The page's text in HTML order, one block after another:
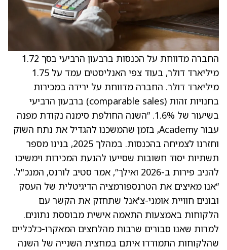
החברה מדווחת על הכנסות ברבעון הרביעי בסך 1.72
מיליארד דולר, בעוד צפי האנליסטים עמד על 1.75
מיליארד דולר. החברה מדווחת על ירידה במכירות
בחנויות זהות (comparable sales) ברבעון הרביעי
בשיעור של 1.6%. ”השנה החולפת סימנה נקודת מפנה
עבור Academy, בזמן שהמשכנו להגדיל את נתח השוק
וחזרנו לצמיחה בהכנסות. במהלך 2025, בנינו מספר
תשתיות יסוד חשובות שסייעו להנעת המכירות וימשיכו
להניב פירות ב-2026 ואילך”, אמר סטיב לורנס, המנכ"ל.
“אנו מאיצים את הטרנספורמציה הדיגיטלית של העסק
ובונים חוויית אומני-צ'אנל שתחזק את הקשר עם
הלקוחות באמצעות התאמה אישית מבוססת נתונים.
למרות שאנו סבורים שרבות מהלחצים המאקרו-כלכליים
שהלקוחות התמודדו איתם במחצית השנייה של השנה